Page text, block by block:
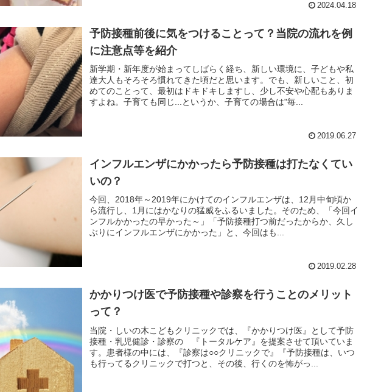
2024.04.18
予防接種前後に気をつけることって？当院の流れを例
に注意点等を紹介
新学期・新年度が始まってしばらく経ち、新しい環境に、子どもや私
達大人もそろそろ慣れてきた頃だと思います。でも、新しいこと、初
めてのことって、最初はドキドキしますし、少し不安や心配もありま
すよね。子育ても同じ...というか、子育ての場合は"毎...
2019.06.27
インフルエンザにかかったら予防接種は打たなくてい
いの？
今回、2018年～2019年にかけてのインフルエンザは、12月中旬頃か
ら流行し、1月にはかなりの猛威をふるいました。そのため、「今回イ
ンフルかかったの早かった～」「予防接種打つ前だったからか、久し
ぶりにインフルエンザにかかった」と、今回はも...
2019.02.28
かかりつけ医で予防接種や診察を行うことのメリット
って？
当院・しいの木こどもクリニックでは、『かかりつけ医』として予防
接種・乳児健診・診察の 『トータルケア』を提案させて頂いていま
す。患者様の中には、『診察は○○クリニックで』『予防接種は、いつ
も行ってるクリニックで打つと、その後、行くのを怖がっ...